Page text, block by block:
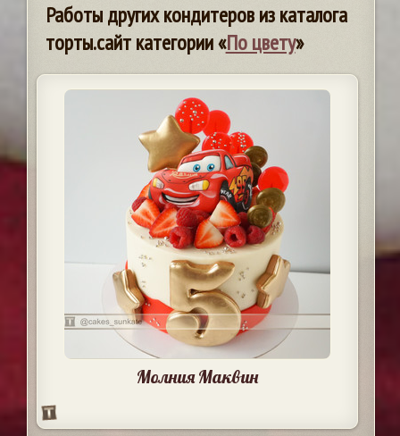
Работы других кондитеров из каталога
торты.сайт категории «По цвету»
Молния Маквин